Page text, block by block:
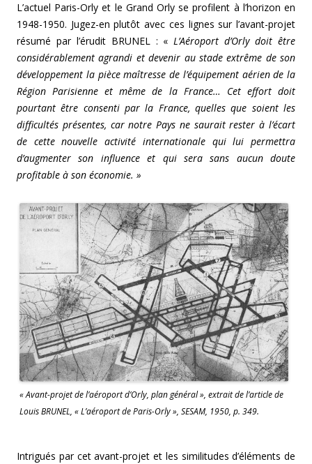
L’actuel Paris-Orly et le Grand Orly se profilent à l’horizon en
1948-1950. Jugez-en plutôt avec ces lignes sur l’avant-projet
résumé par l’érudit BRUNEL : «L’Aéroport d’Orly doit être
considérablement agrandi et devenir au stade extrême de son
développement la pièce maîtresse de l’équipement aérien de la
Région Parisienne et même de la France… Cet effort doit
pourtant être consenti par la France, quelles que soient les
difficultés présentes, car notre Pays ne saurait rester à l’écart
de cette nouvelle activité internationale qui lui permettra
d’augmenter son influence et qui sera sans aucun doute
profitable à son économie. »
« Avant-projet de l’aéroport d’Orly, plan général », extrait de l’article de
Louis BRUNEL, « L’aéroport de Paris-Orly », SESAM, 1950, p. 349.
Intrigués par cet avant-projet et les similitudes d’éléments de